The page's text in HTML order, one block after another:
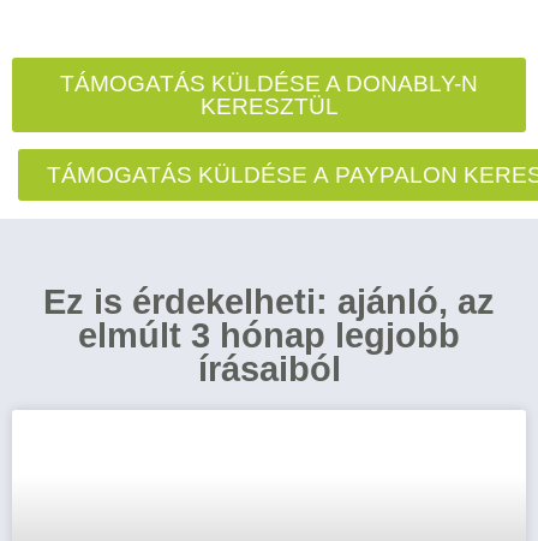
TÁMOGATÁS KÜLDÉSE A DONABLY-N
KERESZTÜL
TÁMOGATÁS KÜLDÉSE A PAYPALON
Ez is érdekelheti: ajánló, az
elmúlt 3 hónap legjobb
írásaiból